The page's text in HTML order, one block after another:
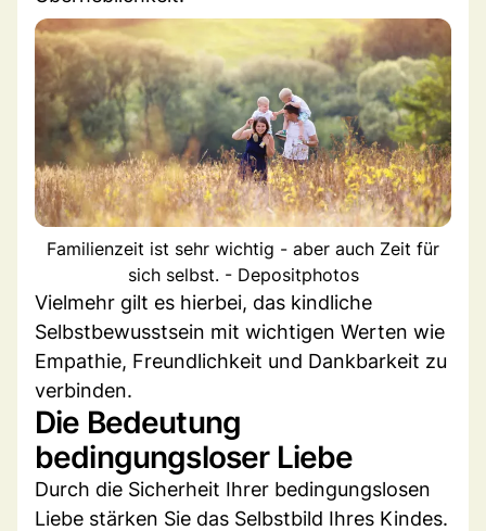
Familienzeit ist sehr wichtig - aber auch Zeit für
sich selbst. - Depositphotos
Vielmehr gilt es hierbei, das kindliche
Selbstbewusstsein mit wichtigen Werten wie
Empathie, Freundlichkeit und Dankbarkeit zu
verbinden.
Die Bedeutung
bedingungsloser Liebe
Durch die Sicherheit Ihrer bedingungslosen
Liebe stärken Sie das Selbstbild Ihres Kindes.